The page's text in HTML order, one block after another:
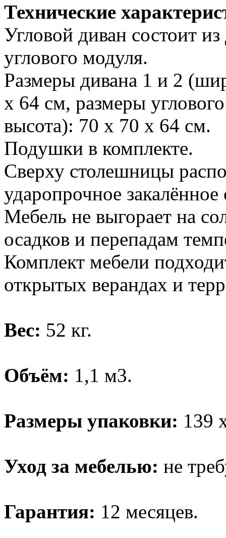
Технические
Угловой диван состоит
углового модуля.
Размеры дивана 1 и 2
х 64 см, размеры
высота): 70 х 70 х 64 см.
Подушки в комплекте.
Сверху столешницы
ударопрочное закалённое
Мебель не выгорает на
осадков и перепадам
Комплект мебели
открытых верандах и
Вес: 52 кг.
Объём: 1,1 м3.
Размеры упаковки: 139
Уход за мебелью: не
Гарантия: 12 месяцев.